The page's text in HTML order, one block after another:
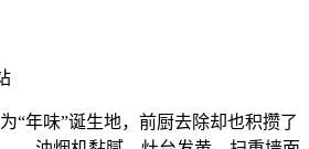
“年味”诞生地，前厨去除却也积攒了